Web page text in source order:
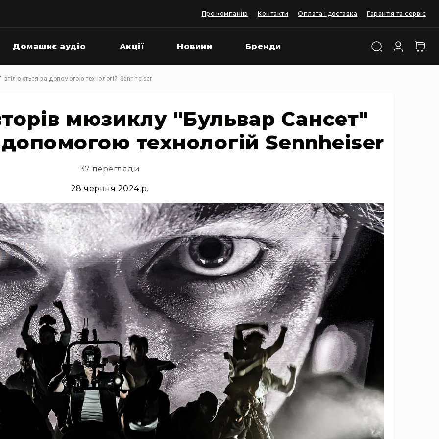
Про компанію Контакти Оплата і доставка Гарантія та сервіс
Домашнє аудіо Акції Новини Бренди
втілюються за допомогою технологій Sennheiser
мюзиклу "Бульвар Сансет"
технологій Sennheiser
37 перегляди
28 червня 2024 р.